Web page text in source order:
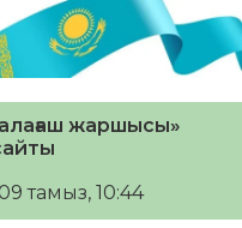
жаршысы»
тамыз, 10:44